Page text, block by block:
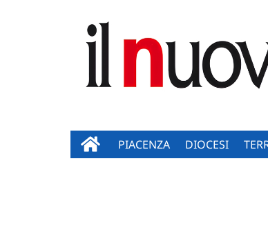
PIACENZA DIOCESI